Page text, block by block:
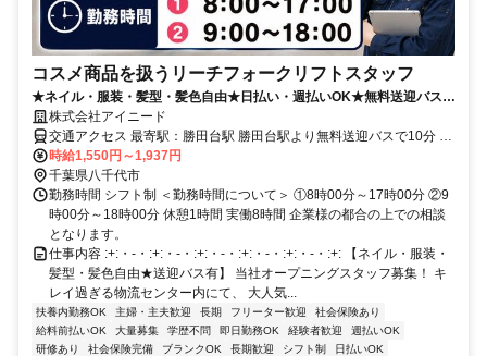
コスメ商品を扱うリーチフォークリフトスタッフ
★ネイル・服装・髪型・髪色自由★日払い・週払いOK★無料送迎バス有
★冷暖房完備★土日祝休み★経験者求！★
株式会社アイニード
交通アクセス 最寄駅：勝田台駅 勝田台駅より無料送迎バスで10分 ＊
車通勤OK,バイク通勤OK,自転車通勤OK,転勤なし
時給1,550円～1,937円
千葉県八千代市
勤務時間 シフト制 ＜勤務時間について＞ ①8時00分～17時00分 ②9
時00分～18時00分 休憩1時間 実働8時間 企業様の都合の上での相談
となります。
仕事内容 :+:・-・:+:・-・:+:・-・:+:・-・:+:・-・:+: 【ネイル・服装・
髪型・髪色自由★送迎バス有】 当社オープニングスタッフ募集！ キ
レイ過ぎる物流センター内にて、 大人気...
扶養内勤務OK 主婦・主夫歓迎 長期 フリーター歓迎
社会保険あり
給料前払いOK
大量募集 学歴不問 即日勤務OK 経験者歓迎
週払いOK
研修あり
社会保険完備 ブランクOK 長期歓迎 シフト制
日払いOK